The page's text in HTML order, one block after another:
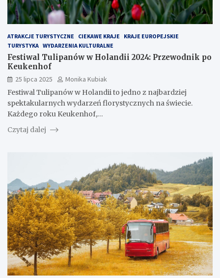
ATRAKCJE TURYSTYCZNE CIEKAWE KRAJE
KRAJE EUROPEJSKIE
TURYSTYKA WYDARZENIA KULTURALNE
Festiwal Tulipanów w Holandii 2024: Przewodnik po
Keukenhof
25 lipca 2025
Monika Kubiak
Festiwal Tulipanów w Holandii to jedno z najbardziej
spektakularnych wydarzeń florystycznych na świecie.
Każdego roku Keukenhof,…
Czytaj dalej